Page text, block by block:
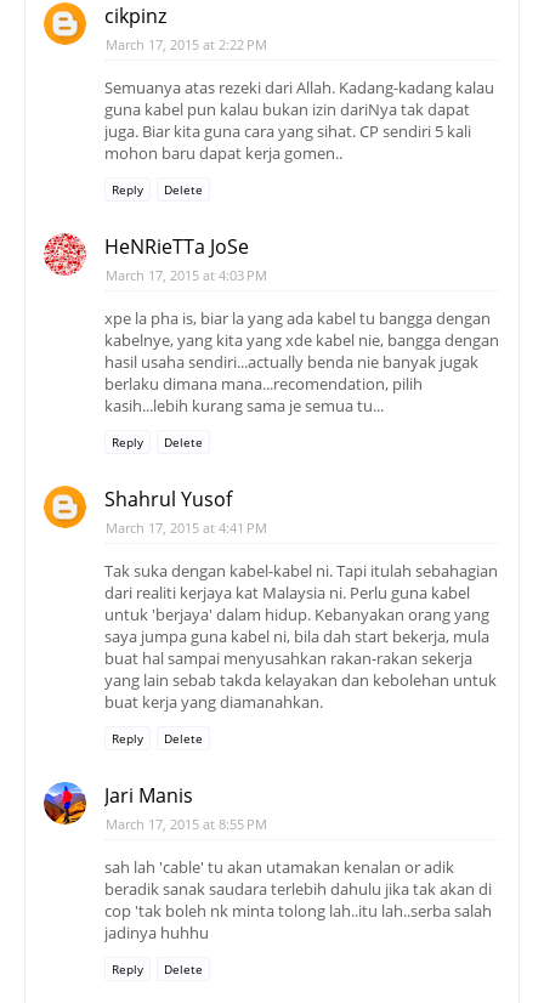
cikpinz
March 17, 2015 at 2:22 PM
Semuanya atas rezeki dari Allah. Kadang-kadang kalau
guna kabel pun kalau bukan izin dariNya tak dapat
juga. Biar kita guna cara yang sihat. CP sendiri 5 kali
mohon baru dapat kerja gomen..
Reply Delete
HeNRieTTa JoSe
March 17, 2015 at 4:03 PM
xpe la pha is, biar la yang ada kabel tu bangga dengan
kabelnye, yang kita yang xde kabel nie, bangga dengan
hasil usaha sendiri...actually benda nie banyak jugak
berlaku dimana mana...recomendation, pilih
kasih...lebih kurang sama je semua tu...
Reply Delete
Shahrul Yusof
March 17, 2015 at 4:41 PM
Tak suka dengan kabel-kabel ni. Tapi itulah sebahagian
dari realiti kerjaya kat Malaysia ni. Perlu guna kabel
untuk 'berjaya' dalam hidup. Kebanyakan orang yang
saya jumpa guna kabel ni, bila dah start bekerja, mula
buat hal sampai menyusahkan rakan-rakan sekerja
yang lain sebab takda kelayakan dan kebolehan untuk
buat kerja yang diamanahkan.
Reply Delete
Jari Manis
March 17, 2015 at 8:55 PM
sah lah 'cable' tu akan utamakan kenalan or adik
beradik sanak saudara terlebih dahulu jika tak akan di
cop 'tak boleh nk minta tolong lah..itu lah..serba salah
jadinya huhhu
Reply Delete